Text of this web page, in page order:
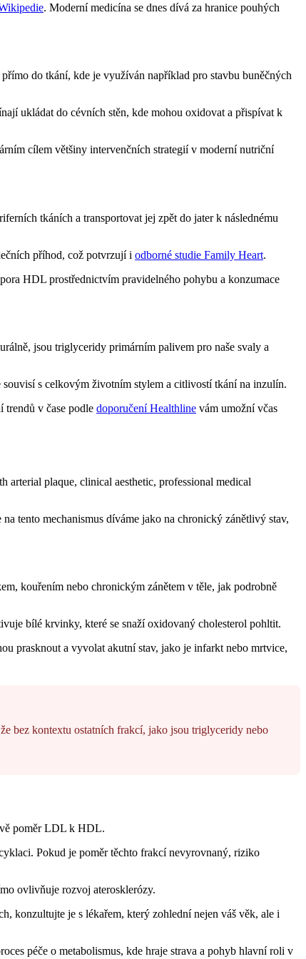
. Moderní medicína se dnes dívá za hranice pouhých
do tkání, kde je využíván například pro stavbu buněčných
ukládat do cévních stěn, kde mohou oxidovat a přispívat k
cílem většiny intervenčních strategií v moderní nutriční
tkáních a transportovat jej zpět do jater k následnému
příhod, což potvrzují i odborné studie Family Heart.
HDL prostřednictvím pravidelného pohybu a konzumace
jsou triglyceridy primárním palivem pro naše svaly a
souvisí s celkovým životním stylem a citlivostí tkání na inzulín.
v čase podle doporučení Healthline vám umožní včas
tento mechanismus díváme jako na chronický zánětlivý stav,
kouřením nebo chronickým zánětem v těle, jak podrobně
bílé krvinky, které se snaží oxidovaný cholesterol pohltit.
prasknout a vyvolat akutní stav, jako je infarkt nebo mrtvice,
bez kontextu ostatních frakcí, jako jsou triglyceridy nebo
poměr LDL k HDL.
Pokud je poměr těchto frakcí nevyrovnaný, riziko
ovlivňuje rozvoj aterosklerózy.
konzultujte je s lékařem, který zohlední nejen váš věk, ale i
péče o metabolismus, kde hraje strava a pohyb hlavní roli v